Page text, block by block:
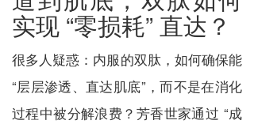
实现 “零损耗” 直达？
很多人疑惑：内服的双肽，如何确保能
“层层渗透、直达肌底”，而不是在消化
过程中被分解浪费？芳香世家通过 “成